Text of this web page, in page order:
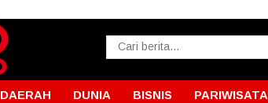
DAERAH DUNIA BISNIS PARIWISATA